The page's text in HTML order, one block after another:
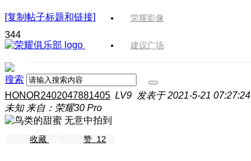
荣耀影像
建议广场
搜索
[复制帖子标题和链接]
344
HONOR2402047881405 LV9 发表于 2021-5-21 07:27:24
未知 来自：荣耀30 Pro
无意中拍到
收藏 赞 12